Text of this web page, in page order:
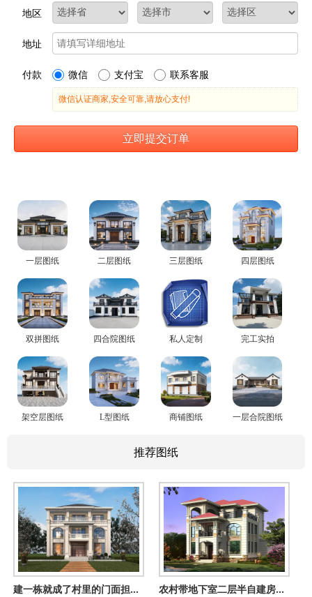
一层图纸 二层图纸 三层图纸 四层图纸
双拼图纸 四合院图纸 私人定制 完工实拍
架空层图纸 L型图纸 商铺图纸 一层合院图纸
推荐图纸
建一栋就成了村里的门面担当！三层欧式别墅，左右对称太气派 农村带地下室二层半自建房屋设计图，楼中楼设计，欧式风格